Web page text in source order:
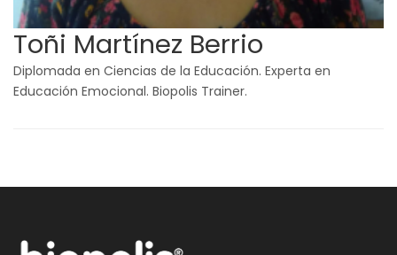
Toñi Martínez Berrio
Diplomada en Ciencias de la Educación. Experta en
Educación Emocional. Biopolis Trainer.